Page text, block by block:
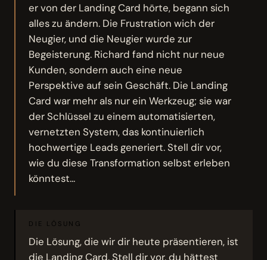
er von der Landing Card hörte, begann sich
alles zu ändern. Die Frustration wich der
Neugier, und die Neugier wurde zur
Begeisterung. Richard fand nicht nur neue
Kunden, sondern auch eine neue
Perspektive auf sein Geschäft. Die Landing
Card war mehr als nur ein Werkzeug; sie war
der Schlüssel zu einem automatisierten,
vernetzten System, das kontinuierlich
hochwertige Leads generiert. Stell dir vor,
wie du diese Transformation selbst erleben
könntest...
DIE LÖSUNG
Die Lösung, die wir dir heute präsentieren, ist
die Landing Card. Stell dir vor, du hättest